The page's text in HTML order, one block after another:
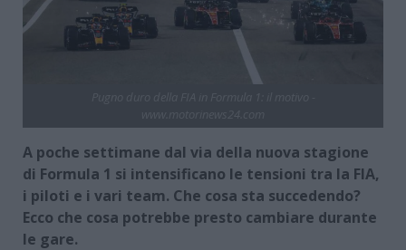
A poche settimane dal via della nuova stagione
di Formula 1 si intensificano le tensioni tra la FIA,
i piloti e i vari team. Che cosa sta succedendo?
Ecco che cosa potrebbe presto cambiare durante
le gare.